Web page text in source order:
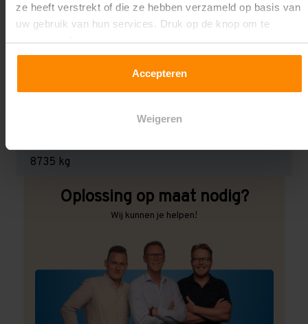
ze heeft verstrekt of die ze hebben verzameld op basis van
uw gebruik van hun services. Druk op de knop om te
accepteren!
Accepteren
Weigeren
2
Kleur staanders:
Draagkracht per liggerniveau:
3.000 kg (1.000 kg per pallet)
8735 kg
Oplossing op maat nodig?
Wij kunnen je helpen!